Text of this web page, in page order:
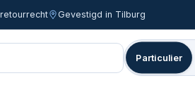
Gevestigd in Tilburg
Particulier